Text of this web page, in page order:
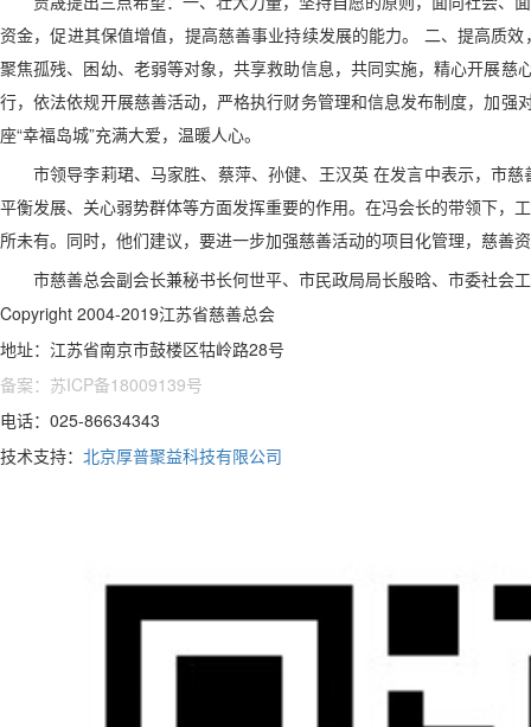
资金，促进其保值增值，提高慈善事业持续发展的能力。 二、提高质
聚焦孤残、困幼、老弱等对象，共享救助信息，共同实施，精心开展
行，依法依规开展慈善活动，严格执行财务管理和信息发布制度，加
座“幸福岛城”充满大爱，温暖人心。
市领导李莉珺、马家胜、蔡萍、孙健、王汉英 在发言中表示，市
平衡发展、关心弱势群体等方面发挥重要的作用。在冯会长的带领下，
所未有。同时，他们建议，要进一步加强慈善活动的项目化管理，慈善
市慈善总会副会长兼秘书长何世平、市民政局局长殷晗、市委社会
Copyright 2004-2019江苏省慈善总会
地址：江苏省南京市鼓楼区牯岭路28号
备案：苏ICP备18009139号
电话：025-86634343
技术支持： 北京厚普聚益科技有限公司